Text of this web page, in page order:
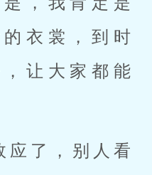
衣裳，到时
让大家都能
应了，别人看